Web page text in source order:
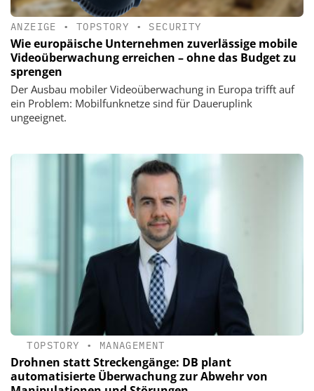
ANZEIGE •TOPSTORY • SECURITY
Wie europäische Unternehmen zuverlässige mobile
Videoüberwachung erreichen – ohne das Budget zu
sprengen
Der Ausbau mobiler Videoüberwachung in Europa trifft auf
ein Problem: Mobilfunknetze sind für Daueruplink
ungeeignet.
TOPSTORY • MANAGEMENT
Drohnen statt Streckengänge: DB plant
automatisierte Überwachung zur Abwehr von